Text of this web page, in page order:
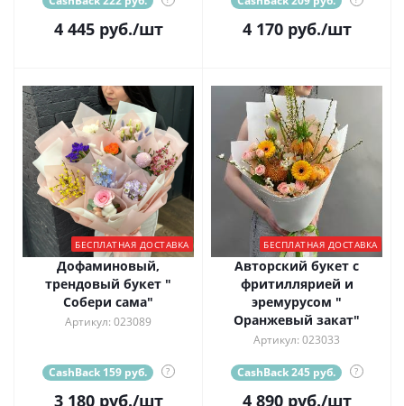
4 445руб./шт 4 170руб./шт
БЕСПЛАТНАЯ ДОСТАВКА
Дофаминовый,
трендовый букет "
Собери сама"
Артикул: 023089
CashBack 159 руб. ?
3 180руб./шт
БЕСПЛАТНАЯ ДОСТАВКА
Авторский букет с
фритиллярией и
эремурусом "
Оранжевый закат"
Артикул: 023033
CashBack 245 руб. ?
4 890руб./шт